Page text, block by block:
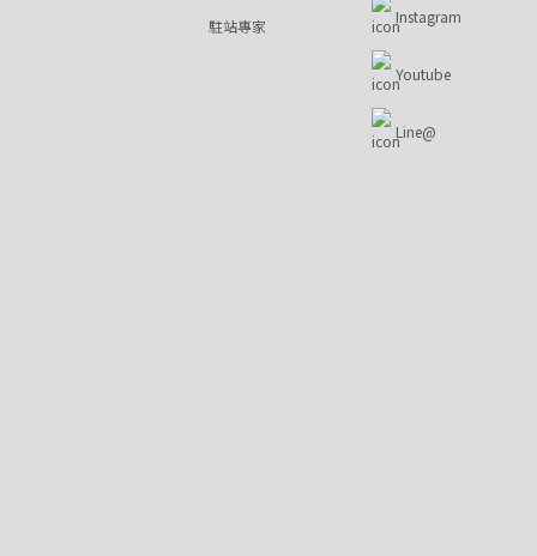
駐站專家
Instagram
Youtube
Line@